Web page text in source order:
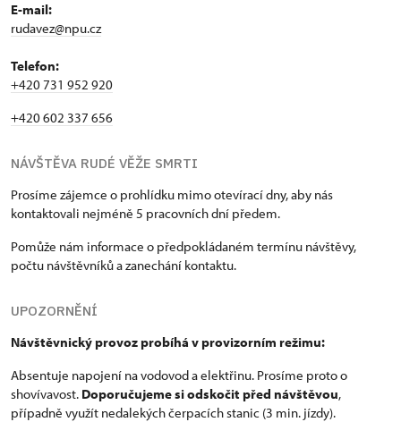
E-mail:
rudavez@npu.cz
Telefon:
+420 731 952 920
+420 602 337 656
NÁVŠTĚVA RUDÉ VĚŽE SMRTI
Prosíme zájemce o prohlídku mimo otevírací dny, aby nás
kontaktovali nejméně 5 pracovních dní předem.
Pomůže nám informace o předpokládaném termínu návštěvy,
počtu návštěvníků a zanechání kontaktu.
UPOZORNĚNÍ
Návštěvnický provoz probíhá v provizorním režimu:
Absentuje napojení na vodovod a elektřinu. Prosíme proto o
shovívavost. Doporučujeme si odskočit před návštěvou,
případně využít nedalekých čerpacích stanic (3 min. jízdy).